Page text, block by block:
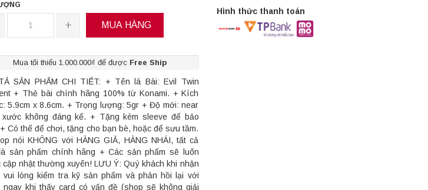
+ MUA HÀNG
Mua tối thiểu 1.000.000₫ để được Free Ship
SẢN PHẨM CHI TIẾT: + Tên lá Bài: Evil Twin
+ Thẻ bài chính hãng 100% từ Konami. + Kích
5.9cm x 8.6cm. + Trọng lượng: 5gr + Độ mới: near
xước không đáng kể. + Tặng kèm sleeve để bảo
Có thể để chơi, tặng cho bạn bè, hoặc để sưu tầm.
nói KHÔNG với HÀNG GIẢ, HÀNG NHÁI, tất cả
sản phẩm chính hãng + Các sản phẩm sẽ luôn
cập nhật thường xuyên! LƯU Ý: Quý khách khi nhận
vui lòng kiểm tra kỹ sản phẩm và phản hồi lại với
ngay khi thấy card có vấn đề (shop sẽ không giải
Hình thức thanh toán